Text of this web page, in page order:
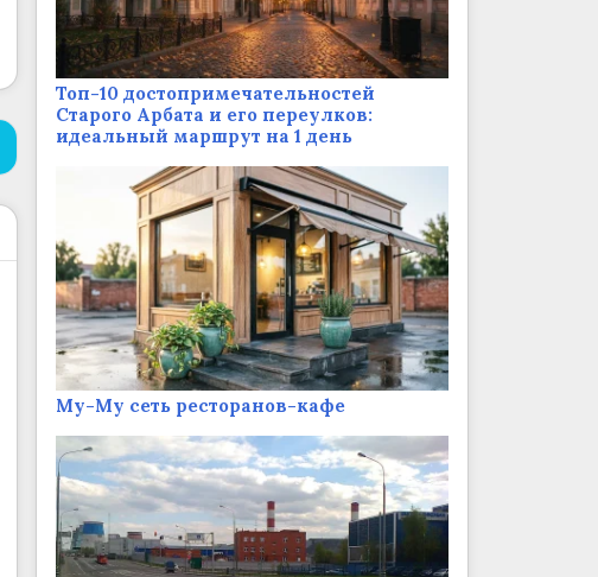
Топ-10 достопримечательностей
Старого Арбата и его переулков:
идеальный маршрут на 1 день
Му-Му сеть ресторанов-кафе